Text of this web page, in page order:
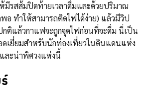
มีรสส้มปิดท้ายเวลาดื่มและด้วยปริมาณ
อ ทำให้สามารถติดไฟได้ง่าย) แล้วมีวิป
ติแล้วกาแฟจะถูกจุดไฟก่อนที่จะดื่ม นี่เป็น
เยี่ยมสำหรับนักท่องเที่ยวในดินแดนแห่ง
ละน่าพิศวงแห่งนี้